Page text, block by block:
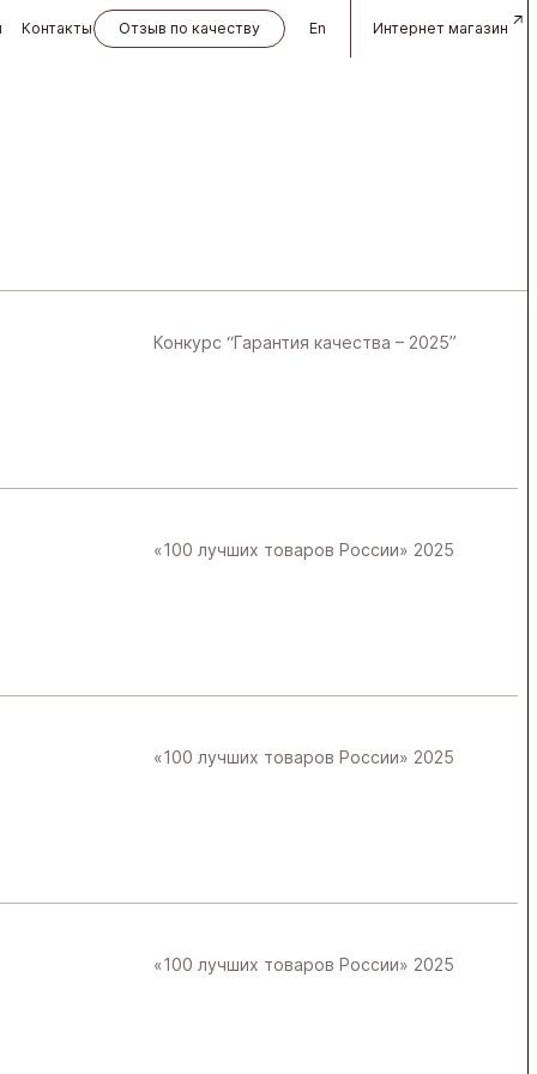
Контакты Отзыв по качеству
En
Интернет магазин
Конкурс “Гарантия качества – 2025”
«100 лучших товаров России» 2025
«100 лучших товаров России» 2025
«100 лучших товаров России» 2025